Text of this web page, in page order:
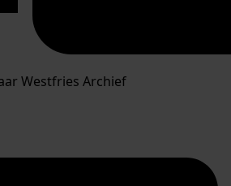
Westfries Archief